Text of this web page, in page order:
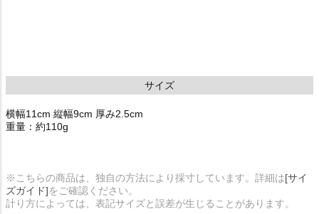
サイズ
横幅11cm 縦幅9cm 厚み2.5cm
重量：約110g
※こちらの商品は、独自の方法により採寸しています。詳細は[サイ
ズガイド]をご確認ください。
計り方によっては、表記サイズと誤差が生じることがあります。